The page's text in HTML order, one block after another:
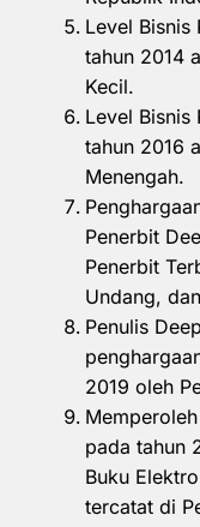
Level Bisnis
tahun 2014
Kecil.
Level Bisnis
tahun 2016
Menengah.
Penerbit
Penerbit
Undang,
Penulis
2019 oleh
pada tahun
Buku
tercatat di